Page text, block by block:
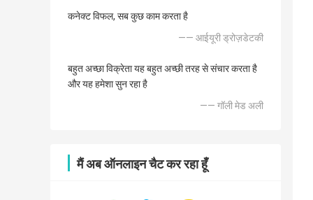
कनेक्ट विफल, सब कुछ काम करता है
—— आईयूरी ड्रोज़डेटकी
बहुत अच्छा विक्रेता यह बहुत अच्छी तरह से संचार करता है
और यह हमेशा सुन रहा है
—— गॉली मेड अली
मैं अब ऑनलाइन चैट कर रहा हूँ